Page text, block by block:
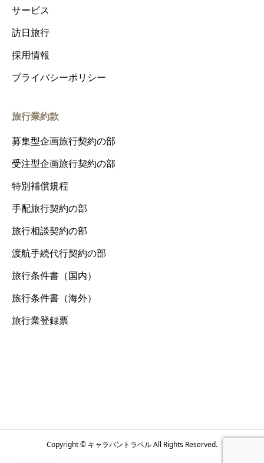
サービス
訪日旅行
採用情報
プライバシーポリシー
旅行業約款
募集型企画旅行契約の部
受注型企画旅行契約の部
特別補償規程
手配旅行契約の部
旅行相談契約の部
渡航手続代行契約の部
旅行条件書（国内）
旅行条件書（海外）
旅行業登録票
Copyright © キャラバントラベル All Rights Reserved.